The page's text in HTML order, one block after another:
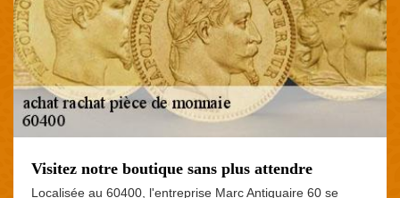
Visitez notre boutique sans plus attendre
Localisée au 60400, l'entreprise Marc Antiquaire 60 se